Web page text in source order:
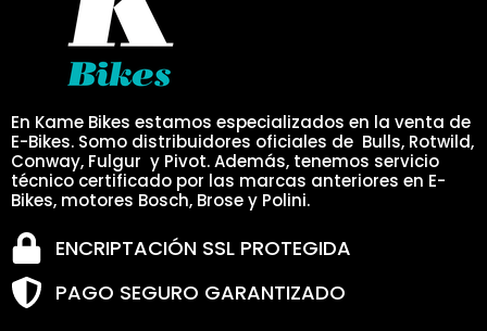
En Kame Bikes estamos especializados en la venta de
E-Bikes. Somo distribuidores oficiales de Bulls, Rotwild,
Conway, Fulgur y Pivot. Además, tenemos servicio
técnico certificado por las marcas anteriores en E-
Bikes, motores Bosch, Brose y Polini.
ENCRIPTACIÓN SSL PROTEGIDA
PAGO SEGURO GARANTIZADO